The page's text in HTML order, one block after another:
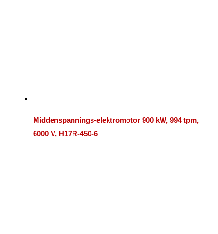
Middenspannings-elektromotor 900 kW, 994 tpm,
6000 V, H17R-450-6